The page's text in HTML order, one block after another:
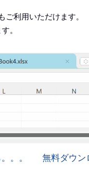
利用いただけます。
。
。。 無料ダウン